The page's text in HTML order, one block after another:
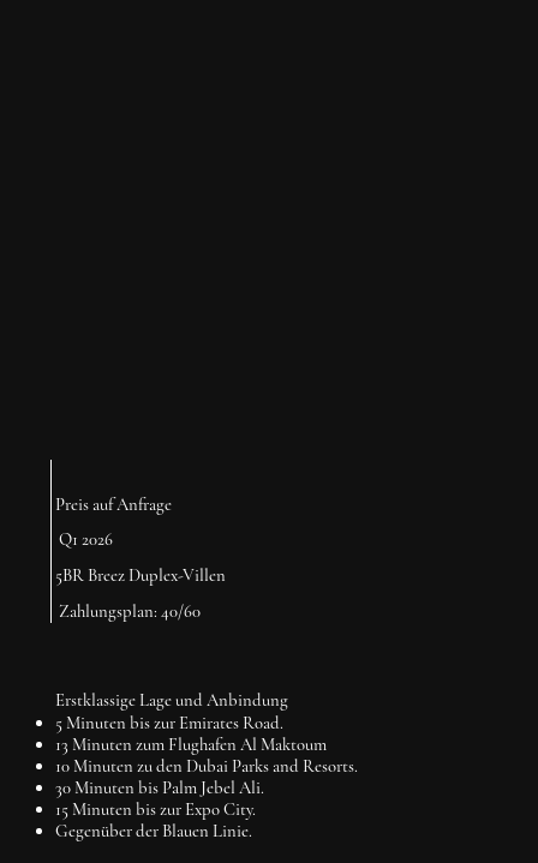
Preis auf Anfrage
Q1 2026
5BR Breez Duplex-Villen
Zahlungsplan: 40/60
Erstklassige Lage und Anbindung
5 Minuten bis zur Emirates Road.
13 Minuten zum Flughafen Al Maktoum
10 Minuten zu den Dubai Parks and Resorts.
30 Minuten bis Palm Jebel Ali.
15 Minuten bis zur Expo City.
Gegenüber der Blauen Linie.